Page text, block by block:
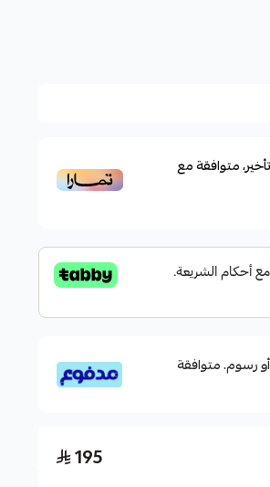
اليمبن
متوافقة مع
بدون فوائد أو رسوم. متوافقة
195